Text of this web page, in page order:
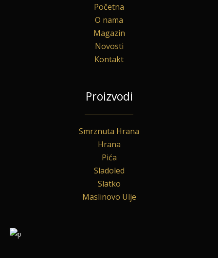
Početna
O nama
Magazin
Novosti
Kontakt
Proizvodi
Smrznuta Hrana
Hrana
Pića
Sladoled
Slatko
Maslinovo Ulje